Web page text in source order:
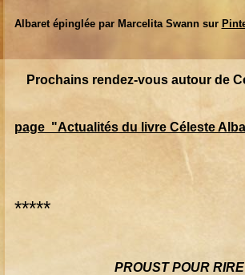
Albaret épinglée par Marcelita Swann sur
Prochains rendez-vous autour de
page "Actualités du livre Céleste
*****
PROUST POUR RIRE